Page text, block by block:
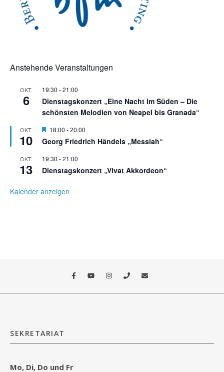
Anstehende Veranstaltungen
OKT.
6
19:30 -21:00
Dienstagskonzert „Eine Nacht im Süden – Die
schönsten Melodien von Neapel bis Granada“
OKT.
10
Hervorgehoben
18:00 -20:00
Georg Friedrich Händels „Messiah“
OKT.
13
19:30 -21:00
Dienstagskonzert „Vivat Akkordeon“
Kalender anzeigen
SEKRETARIAT
Mo, Di, Do und Fr